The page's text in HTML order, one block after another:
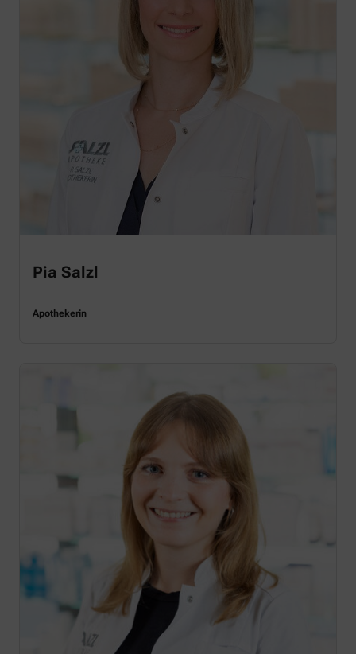
Pia Salzl
Apothekerin